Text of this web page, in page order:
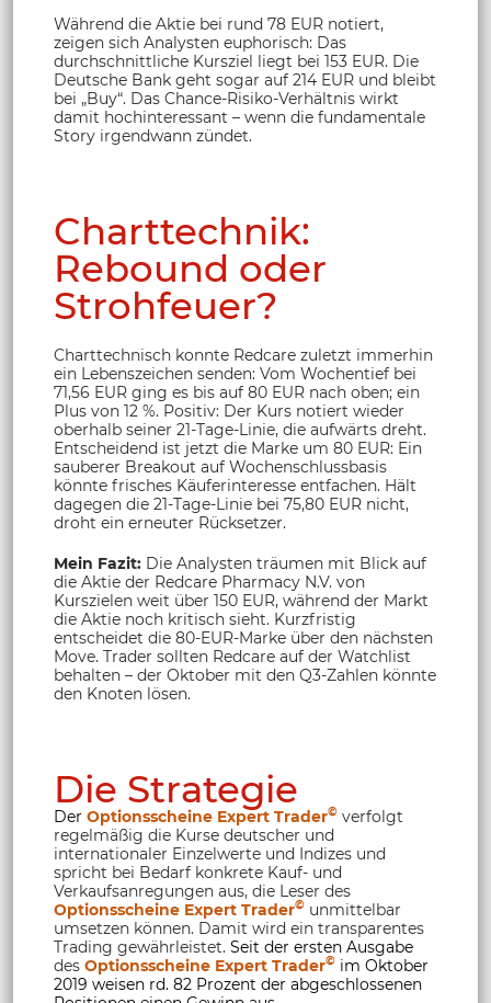
Während die Aktie bei rund 78 EUR notiert,
zeigen sich Analysten euphorisch: Das
durchschnittliche Kursziel liegt bei 153 EUR. Die
Deutsche Bank geht sogar auf 214 EUR und bleibt
bei „Buy“. Das Chance-Risiko-Verhältnis wirkt
damit hochinteressant – wenn die fundamentale
Story irgendwann zündet.
Charttechnik:
Rebound oder
Strohfeuer?
Charttechnisch konnte Redcare zuletzt immerhin
ein Lebenszeichen senden: Vom Wochentief bei
71,56 EUR ging es bis auf 80 EUR nach oben; ein
Plus von 12 %. Positiv: Der Kurs notiert wieder
oberhalb seiner 21-Tage-Linie, die aufwärts dreht.
Entscheidend ist jetzt die Marke um 80 EUR: Ein
sauberer Breakout auf Wochenschlussbasis
könnte frisches Käuferinteresse entfachen. Hält
dagegen die 21-Tage-Linie bei 75,80 EUR nicht,
droht ein erneuter Rücksetzer.
Mein Fazit: Die Analysten träumen mit Blick auf
die Aktie der Redcare Pharmacy N.V. von
Kurszielen weit über 150 EUR, während der Markt
die Aktie noch kritisch sieht. Kurzfristig
entscheidet die 80-EUR-Marke über den nächsten
Move. Trader sollten Redcare auf der Watchlist
behalten – der Oktober mit den Q3-Zahlen könnte
den Knoten lösen.
Die Strategie
Der Optionsscheine Expert Trader© verfolgt
regelmäßig die Kurse deutscher und
internationaler Einzelwerte und Indizes und
spricht bei Bedarf konkrete Kauf- und
Verkaufsanregungen aus, die Leser des
Optionsscheine Expert Trader© unmittelbar
umsetzen können. Damit wird ein transparentes
Trading gewährleistet. Seit der ersten Ausgabe
des Optionsscheine Expert Trader© im Oktober
2019 weisen rd. 82 Prozent der abgeschlossenen